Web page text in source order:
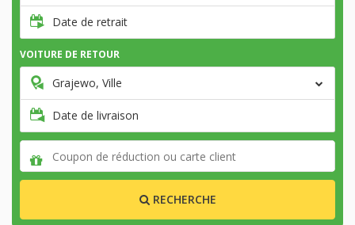
Date de retrait
VOITURE DE RETOUR
Grajewo, Ville
Date de livraison
RECHERCHE